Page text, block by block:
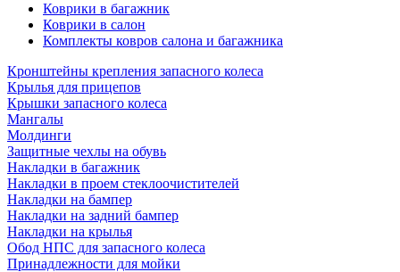
Коврики в багажник
Коврики в салон
Комплекты ковров салона и багажника
Кронштейны крепления запасного колеса
Крылья для прицепов
Крышки запасного колеса
Мангалы
Молдинги
Защитные чехлы на обувь
Накладки в багажник
Накладки в проем стеклоочистителей
Накладки на бампер
Накладки на задний бампер
Накладки на крылья
Обод НПС для запасного колеса
Принадлежности для мойки